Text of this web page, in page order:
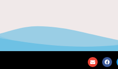
E
n
F
a